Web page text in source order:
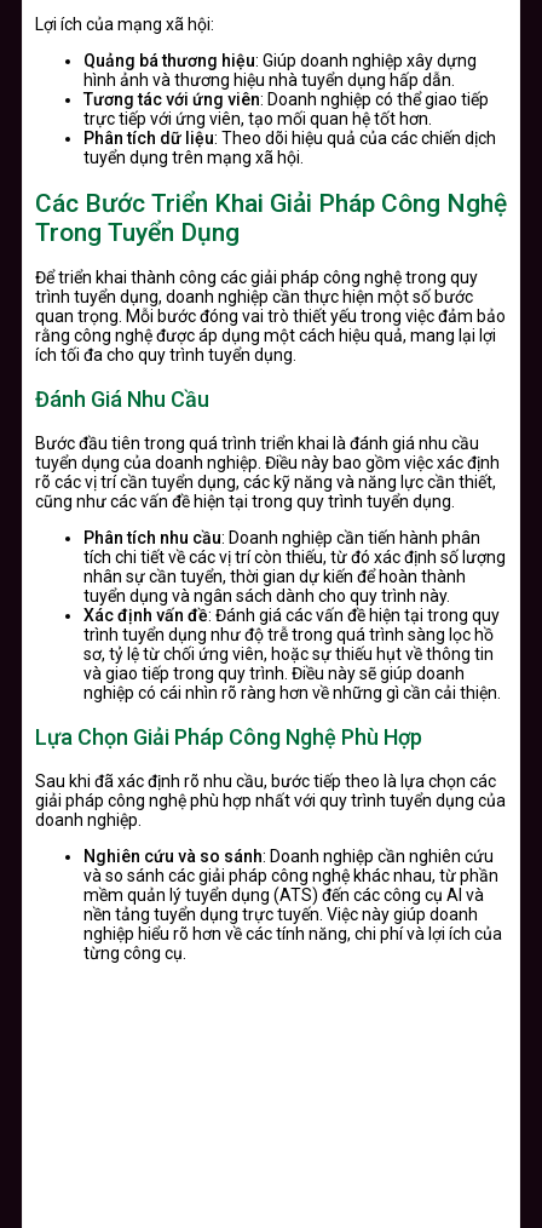
Lợi ích của mạng xã hội:
Quảng bá thương hiệu: Giúp doanh nghiệp xây dựng
hình ảnh và thương hiệu nhà tuyển dụng hấp dẫn.
Tương tác với ứng viên: Doanh nghiệp có thể giao tiếp
trực tiếp với ứng viên, tạo mối quan hệ tốt hơn.
Phân tích dữ liệu: Theo dõi hiệu quả của các chiến dịch
tuyển dụng trên mạng xã hội.
Các Bước Triển Khai Giải Pháp Công Nghệ
Trong Tuyển Dụng
Để triển khai thành công các giải pháp công nghệ trong quy
trình tuyển dụng, doanh nghiệp cần thực hiện một số bước
quan trọng. Mỗi bước đóng vai trò thiết yếu trong việc đảm bảo
rằng công nghệ được áp dụng một cách hiệu quả, mang lại lợi
ích tối đa cho quy trình tuyển dụng.
Đánh Giá Nhu Cầu
Bước đầu tiên trong quá trình triển khai là đánh giá nhu cầu
tuyển dụng của doanh nghiệp. Điều này bao gồm việc xác định
rõ các vị trí cần tuyển dụng, các kỹ năng và năng lực cần thiết,
cũng như các vấn đề hiện tại trong quy trình tuyển dụng.
Phân tích nhu cầu: Doanh nghiệp cần tiến hành phân
tích chi tiết về các vị trí còn thiếu, từ đó xác định số lượng
nhân sự cần tuyển, thời gian dự kiến để hoàn thành
tuyển dụng và ngân sách dành cho quy trình này.
Xác định vấn đề: Đánh giá các vấn đề hiện tại trong quy
trình tuyển dụng như độ trễ trong quá trình sàng lọc hồ
sơ, tỷ lệ từ chối ứng viên, hoặc sự thiếu hụt về thông tin
và giao tiếp trong quy trình. Điều này sẽ giúp doanh
nghiệp có cái nhìn rõ ràng hơn về những gì cần cải thiện.
Lựa Chọn Giải Pháp Công Nghệ Phù Hợp
Sau khi đã xác định rõ nhu cầu, bước tiếp theo là lựa chọn các
giải pháp công nghệ phù hợp nhất với quy trình tuyển dụng của
doanh nghiệp.
Nghiên cứu và so sánh: Doanh nghiệp cần nghiên cứu
và so sánh các giải pháp công nghệ khác nhau, từ phần
mềm quản lý tuyển dụng (ATS) đến các công cụ AI và
nền tảng tuyển dụng trực tuyến. Việc này giúp doanh
nghiệp hiểu rõ hơn về các tính năng, chi phí và lợi ích của
từng công cụ.